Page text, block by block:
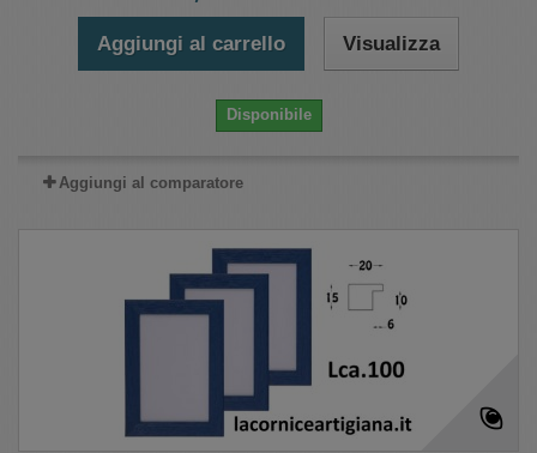
Aggiungi al carrello Visualizza
Disponibile
Aggiungi al comparatore